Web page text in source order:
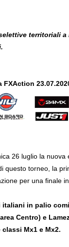
territoriali a
FXAction
26 luglio la
questo torneo, la
per una finale
in palio
Centro) e
Mx1 e Mx2.